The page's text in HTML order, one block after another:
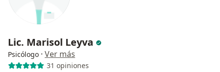
Lic. Marisol Leyva
Psicólogo · Ver más
31 opiniones